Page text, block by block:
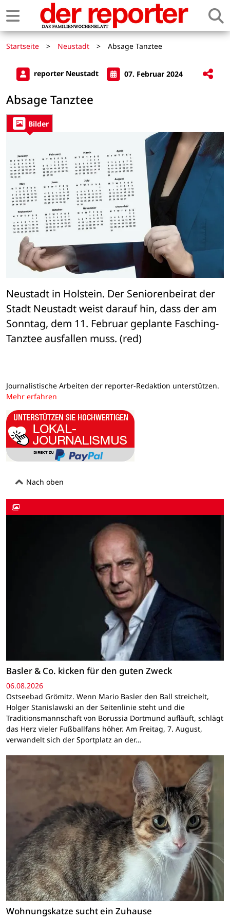
Startseite > Neustadt > Absage Tanztee
reporter Neustadt 07. Februar 2024
Absage Tanztee
Bilder
Neustadt in Holstein. Der Seniorenbeirat der
Stadt Neustadt weist darauf hin, dass der am
Sonntag, dem 11. Februar geplante Fasching-
Tanztee ausfallen muss. (red)
Journalistische Arbeiten der reporter-Redaktion unterstützen.
Mehr erfahren
Nach oben
Basler & Co. kicken für den guten Zweck
06.08.2026
Ostseebad Grömitz. Wenn Mario Basler den Ball streichelt,
Holger Stanislawski an der Seitenlinie steht und die
Traditionsmannschaft von Borussia Dortmund aufläuft, schlägt
das Herz vieler Fußballfans höher. Am Freitag, 7. August,
verwandelt sich der Sportplatz an der…
Wohnungskatze sucht ein Zuhause